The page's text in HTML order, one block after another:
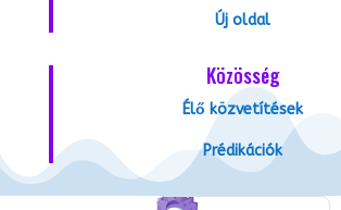
Új oldal
Közösség
Élő közvetítések
Prédikációk